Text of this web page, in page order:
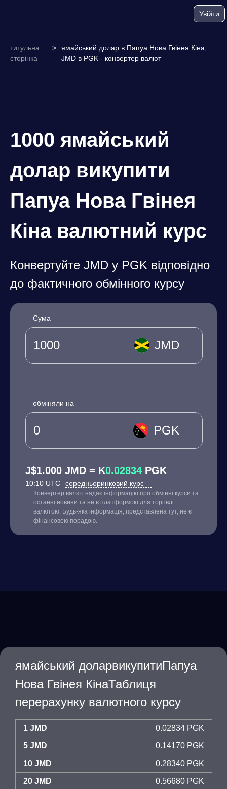
Увійти
титульна
сторінка
>
ямайський долар в Папуа Нова Гвінея Кіна,
JMD в PGK - конвертер валют
1000 ямайський
долар викупити
Папуа Нова Гвінея
Кіна валютний курс
Конвертуйте JMD у PGK відповідно
до фактичного обмінного курсу
Сума
JMD
обміняли на
PGK
J$1.000 JMD = K0.02834 PGK
10:10 UTC середньоринковий курс
Конвертер валют надає інформацію про обмінні курси та
останні новини та не є платформою для торгівлі
валютою. Будь-яка інформація, представлена тут, не є
фінансовою порадою.
ямайський доларвикупитиПапуа
Нова Гвінея КінаТаблиця
перерахунку валютного курсу
1 JMD 0.02834 PGK
5 JMD 0.14170 PGK
10 JMD 0.28340 PGK
20 JMD 0.56680 PGK